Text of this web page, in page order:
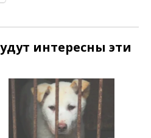
интересны эти